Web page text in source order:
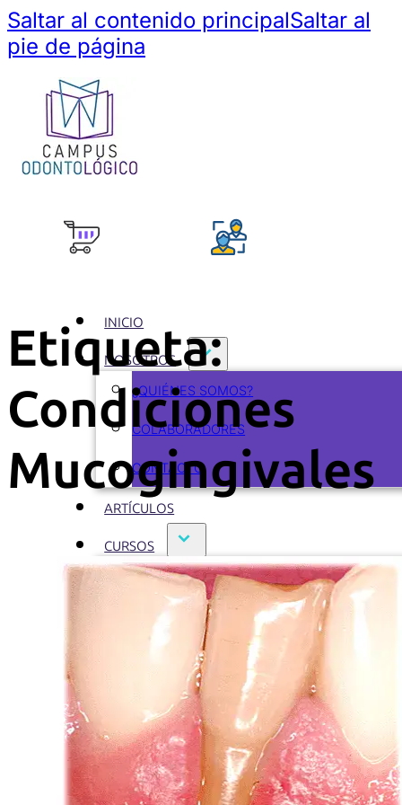
Saltar al contenido principalSaltar al
pie de página
INICIO
NOSOTROS
¿QUIÉNES SOMOS?
COLABORADORES
CONTACTO
ARTÍCULOS
CURSOS
CURSOS ACTUALES
CURSOS REALIZADOS
ODONTOFLASH
EBOOKS
PODCASTS
VIDEOS
Etiqueta:
Condiciones
Mucogingivales